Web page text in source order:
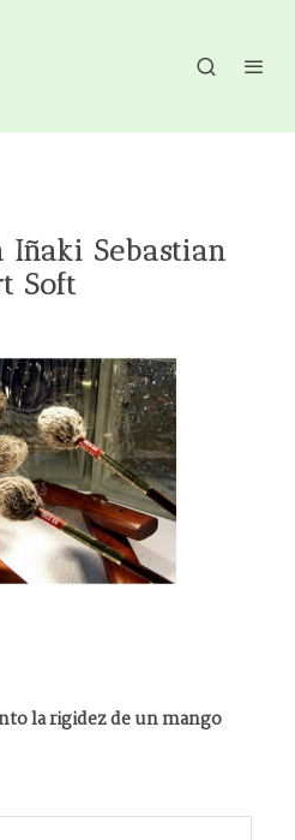
Iñaki Sebastian
Soft
la rigidez de un mango